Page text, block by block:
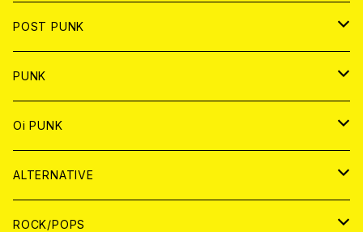
DIGITAL CONTENTS
ANALOG
JAPAN
CD
ANALOG
WORLD
CD
ANALOG
POST PUNK
CD
JAPAN
WORLD
ANALOG
JAPAN
WORLD
PUNK
JAPAN
CD
ANALOG
WORLD
CD
Oi PUNK
JAPAN
CD
WOLRD
ALTERNATIVE
JAPAN
ROCK/POPS